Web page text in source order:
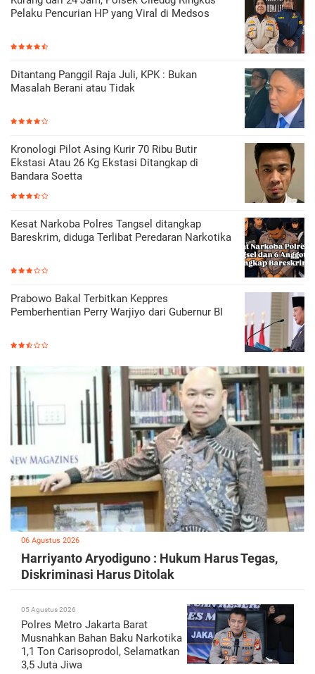
Pelaku Pencurian HP yang Viral di Medsos
Ditantang Panggil Raja Juli, KPK : Bukan
Masalah Berani atau Tidak
Kronologi Pilot Asing Kurir 70 Ribu Butir
Ekstasi Atau 26 Kg Ekstasi Ditangkap di
Bandara Soetta
Kesat Narkoba Polres Tangsel ditangkap
Bareskrim, diduga Terlibat Peredaran Narkotika
Prabowo Bakal Terbitkan Keppres
Pemberhentian Perry Warjiyo dari Gubernur BI
06 Agustus 2026
Harriyanto Aryodiguno : Hukum Harus Tegas,
Diskriminasi Harus Ditolak
05 Agustus 2026
Polres Metro Jakarta Barat
Musnahkan Bahan Baku Narkotika
1,1 Ton Carisoprodol, Selamatkan
3,5 Juta Jiwa